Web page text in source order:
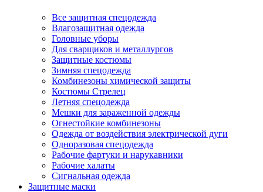
Все защитная спецодежда
Влагозащитная одежда
Головные уборы
Для сварщиков и металлургов
Защитные костюмы
Зимняя спецодежда
Комбинезоны химической защиты
Костюмы Стрелец
Летняя спецодежда
Мешки для зараженной одежды
Огнестойкие комбинезоны
Одежда от воздействия электрической дуги
Одноразовая спецодежда
Рабочие фартуки и нарукавники
Рабочие халаты
Сигнальная одежда
Защитные маски